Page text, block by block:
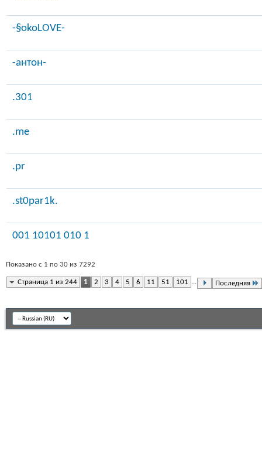
-§okoLOVE-
-антон-
.301
.me
.pr
.st0par1k.
001 10101 010 1
Показано с 1 по 30 из 7292
Страница 1 из 244 1 2 3 4 5 6 11 51 101 ... Последняя